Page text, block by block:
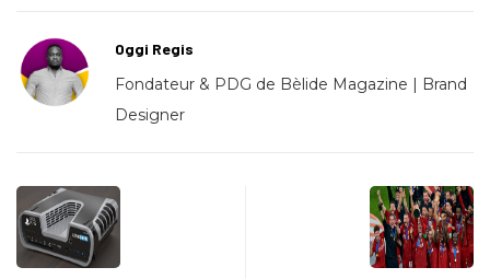
Oggi Regis
Fondateur & PDG de Bèlide Magazine | Brand
Designer